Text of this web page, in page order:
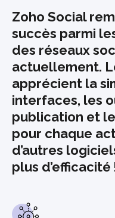
Zoho Social
succès parmi
des réseaux
actuellement.
apprécient la
interfaces, les
publication et
pour chaque
d’autres
plus d’efficacité